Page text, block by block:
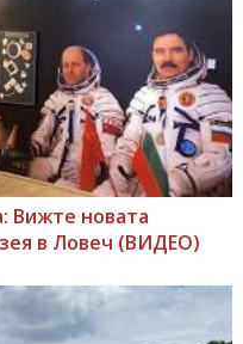
Вижте новата
в Ловеч (ВИДЕО)